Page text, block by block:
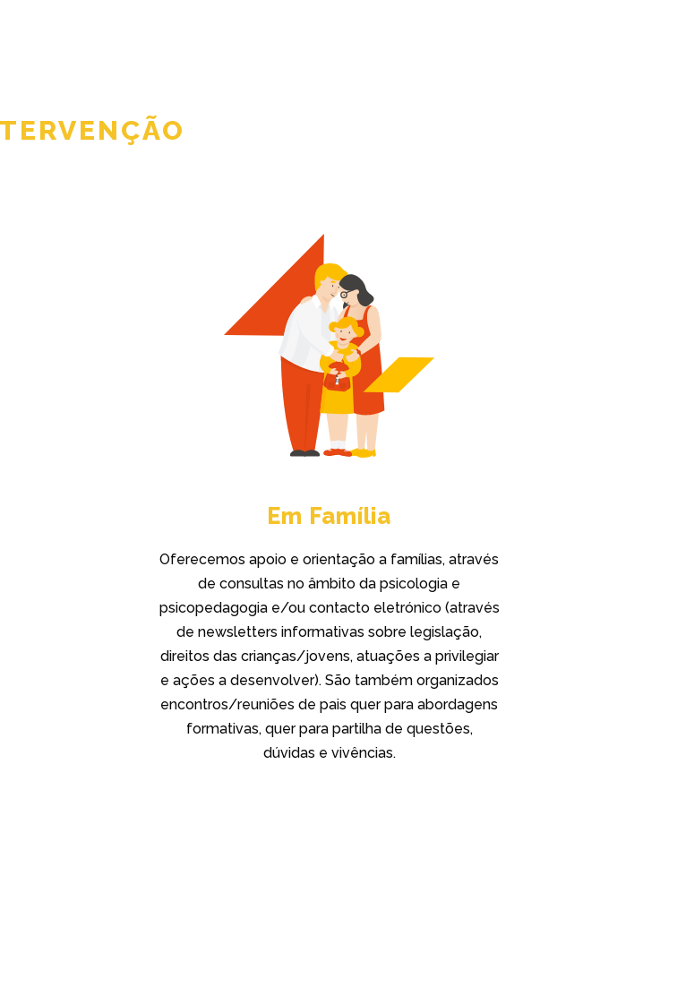
Em Família
Oferecemos apoio e orientação a famílias, através
de consultas no âmbito da psicologia e
psicopedagogia e/ou contacto eletrónico (através
de newsletters informativas sobre legislação,
direitos das crianças/jovens, atuações a privilegiar
e ações a desenvolver). São também organizados
encontros/reuniões de pais quer para abordagens
formativas, quer para partilha de questões,
dúvidas e vivências.